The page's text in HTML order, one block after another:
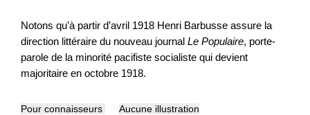
Notons qu’à partir d’avril 1918 Henri Barbusse assure la
direction littéraire du nouveau journal Le Populaire, porte-
parole de la minorité pacifiste socialiste qui devient
majoritaire en octobre 1918.
Pour connaisseurs Aucune illustration